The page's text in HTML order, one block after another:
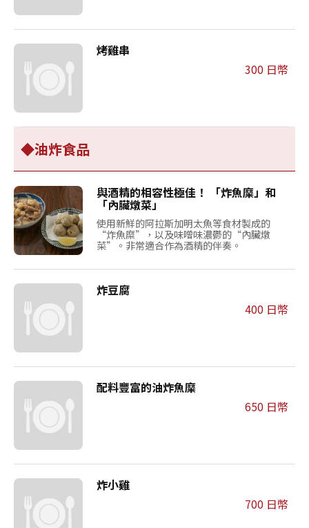
烤雞串
300 日幣
◆油炸食品
與酒精的相容性極佳！ 「炸魚糜」和
「內臟燉菜」
使用新鮮的阿拉斯加明太魚等食材製成的
“炸魚糜”，以及味噌味濃鬱的“內臟燉
菜”。非常適合作為酒精的伴奏。
炸豆腐
400 日幣
配料豐富的油炸魚糜
650 日幣
炸小雞
700 日幣